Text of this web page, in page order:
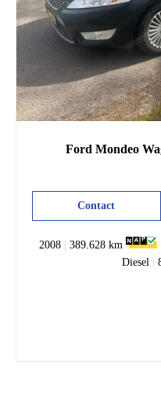
Ford Mondeo
Contact
2008 | 389.628 km
Diesel |